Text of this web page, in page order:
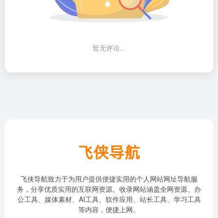
暂无评论...
飞侠导航致力于为用户提供便捷实用的个人网站网址导航服
务，分享优质实用的互联网资源。收录网站涵盖全网资源、办
公工具、媒体素材、AI工具、软件应用、站长工具、学习工具
等内容，便捷上网。